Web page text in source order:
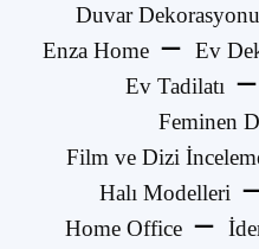
Duvar Dekorasyonu
Enza Home
Ev
Ev Tadilatı
Feminen
Film ve Dizi
Halı Modelleri
Home Office